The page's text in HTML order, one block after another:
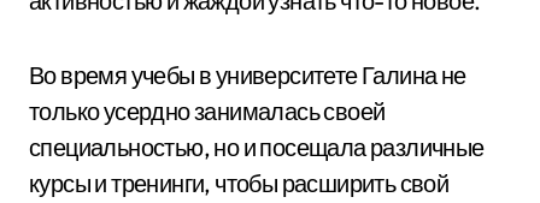
Во время учебы в университете Галина не
только усердно занималась своей
специальностью, но и посещала различные
курсы и тренинги, чтобы расширить свой